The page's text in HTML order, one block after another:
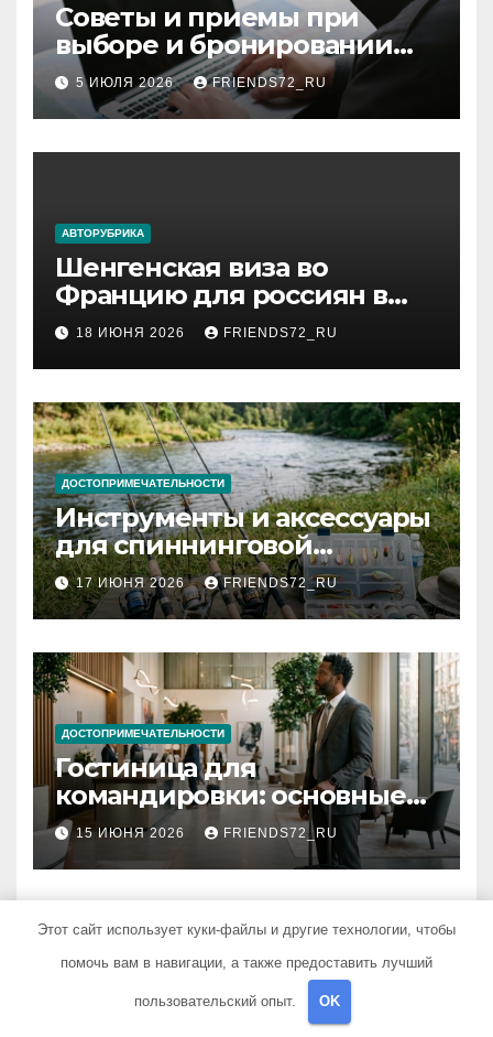
Советы и приемы при
выборе и бронировании
авиабилетов
5 ИЮЛЯ 2026 FRIENDS72_RU
АВТОРУБРИКА
Шенгенская виза во
Францию для россиян в
2026 году: сроки от 3 дней
и список необходимых
документов
18 ИЮНЯ 2026 FRIENDS72_RU
ДОСТОПРИМЕЧАТЕЛЬНОСТИ
Инструменты и аксессуары
для спиннинговой
рыбалки: назначение и
типы
17 ИЮНЯ 2026 FRIENDS72_RU
ДОСТОПРИМЕЧАТЕЛЬНОСТИ
Гостиница для
командировки: основные
критерии выбора
15 ИЮНЯ 2026 FRIENDS72_RU
Этот сайт использует куки-файлы и другие технологии, чтобы
помочь вам в навигации, а также предоставить лучший
пользовательский опыт. OK